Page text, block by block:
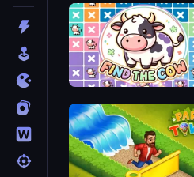
Find The Cow